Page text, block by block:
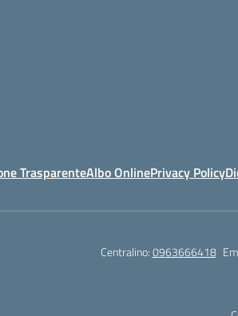
TrasparenteAlbo OnlinePrivacy Policy
Centralino:0963666418